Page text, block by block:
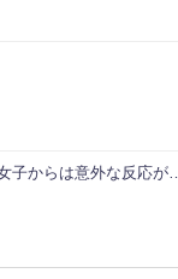
子からは意外な反応が…